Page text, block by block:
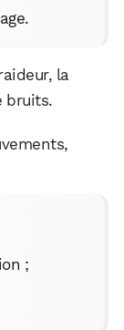
la
bruits.
;